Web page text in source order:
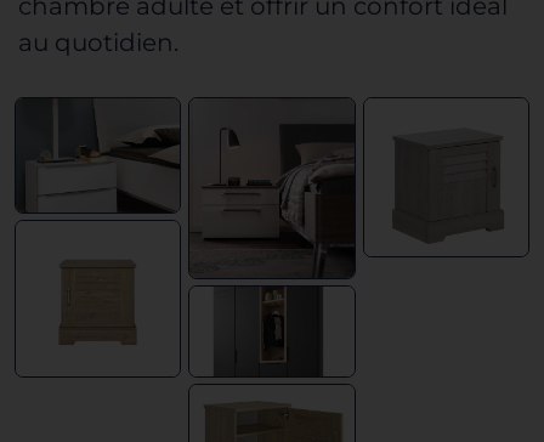
chambre adulte et offrir un confort idéal
au quotidien.